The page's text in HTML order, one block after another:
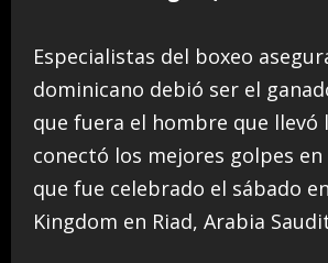
Especialistas del boxeo
dominicano debió ser el
que fuera el hombre que llevó
conectó los mejores golpes
que fue celebrado el sábado
Kingdom en Riad, Arabia